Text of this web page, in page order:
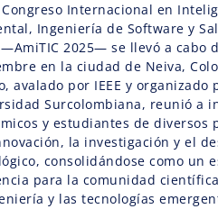
Congreso Internacional en
Ingeniería de Software y
2025— se llevó a cabo
en la ciudad de Neiva,
avalado por IEEE y organizado
Surcolombiana, reunió a
y estudiantes de diversos
la investigación y el
consolidándose como un
para la comunidad
y las tecnologías